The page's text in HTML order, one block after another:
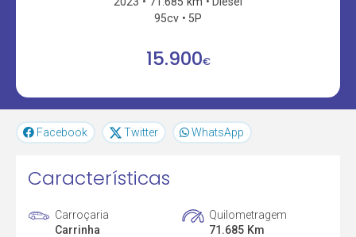
95cv
5P
15.900€
Facebook Twitter WhatsApp
Características
Carroçaria
Carrinha
Quilometragem
71.685 Km